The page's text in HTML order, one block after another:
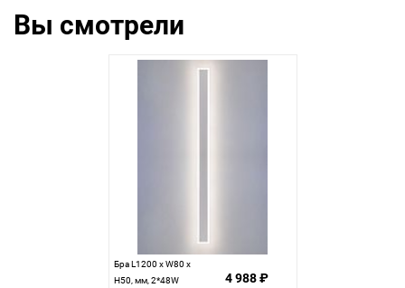
Вы смотрели
Бра L1200 x W80 x
H50, мм, 2*48W
4 988 ₽